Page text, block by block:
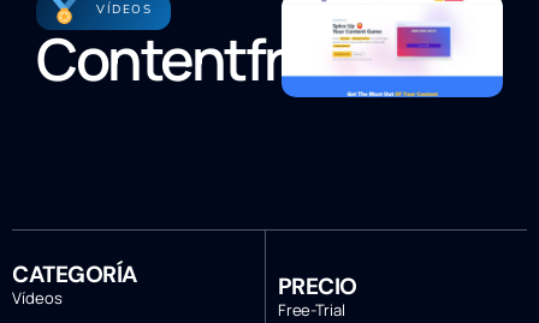
VÍDEOS
Contentfries
CATEGORÍA
Vídeos PRECIO
Free-Trial